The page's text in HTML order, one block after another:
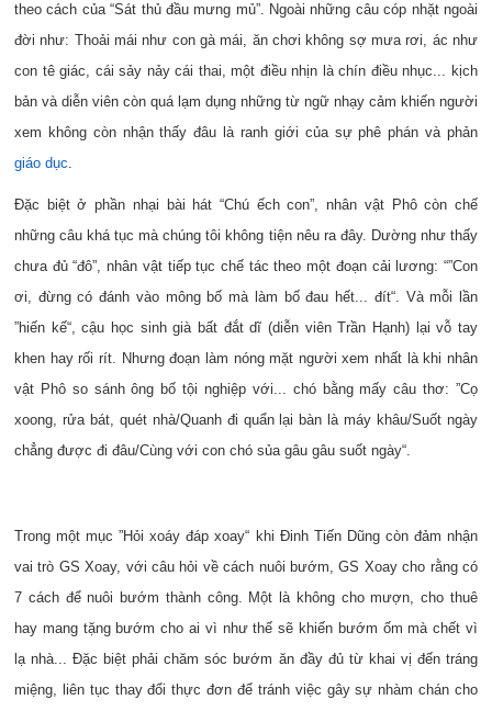
theo cách của “Sát thủ đầu mưng mủ”. Ngoài những câu cóp nhặt ngoài
đời như: Thoải mái như con gà mái, ăn chơi không sợ mưa rơi, ác như
con tê giác, cái sảy nảy cái thai, một điều nhịn là chín điều nhục... kịch
bản và diễn viên còn quá lạm dụng những từ ngữ nhạy cảm khiến người
xem không còn nhận thấy đâu là ranh giới của sự phê phán và phản
giáo dục.
Đặc biệt ở phần nhại bài hát “Chú ếch con”, nhân vật Phô còn chế
những câu khá tục mà chúng tôi không tiện nêu ra đây. Dường như thấy
chưa đủ “đô”, nhân vật tiếp tục chế tác theo một đoạn cải lương: “”Con
ơi, đừng có đánh vào mông bố mà làm bố đau hết... đít“. Và mỗi lần
”hiến kế“, cậu học sinh già bất đắt dĩ (diễn viên Trần Hạnh) lại vỗ tay
khen hay rối rít. Nhưng đoạn làm nóng mặt người xem nhất là khi nhân
vật Phô so sánh ông bố tội nghiệp với... chó bằng mấy câu thơ: ”Cọ
xoong, rửa bát, quét nhà/Quanh đi quẩn lại bàn là máy khâu/Suốt ngày
chẳng được đi đâu/Cùng với con chó sủa gâu gâu suốt ngày“.
Trong một mục ”Hỏi xoáy đáp xoay“ khi Đinh Tiến Dũng còn đảm nhận
vai trò GS Xoay, với câu hỏi về cách nuôi bướm, GS Xoay cho rằng có
7 cách để nuôi bướm thành công. Một là không cho mượn, cho thuê
hay mang tặng bướm cho ai vì như thế sẽ khiến bướm ốm mà chết vì
lạ nhà... Đặc biệt phải chăm sóc bướm ăn đầy đủ từ khai vị đến tráng
miệng, liên tục thay đổi thực đơn để tránh việc gây sự nhàm chán cho